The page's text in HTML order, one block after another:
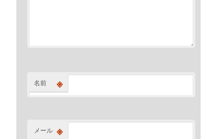
名前 ※
メール ※